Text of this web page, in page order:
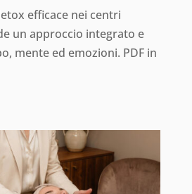
efficace nei centri
un approccio integrato e
mente ed emozioni. PDF in